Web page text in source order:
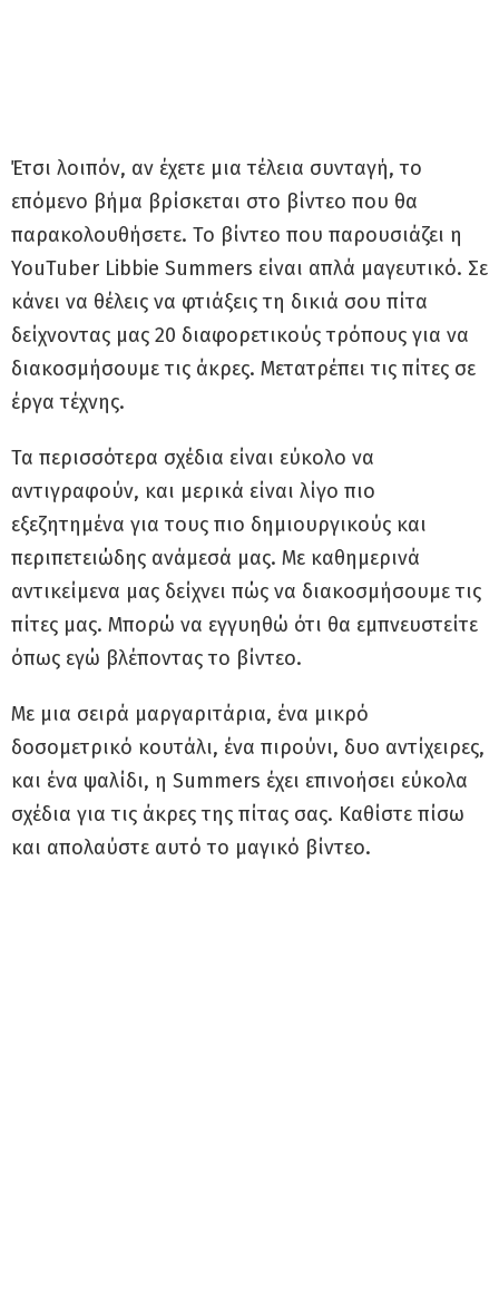
Έτσι λοιπόν, αν έχετε μια τέλεια συνταγή, το
επόμενο βήμα βρίσκεται στο βίντεο που θα
παρακολουθήσετε. Το βίντεο που παρουσιάζει η
YouTuber Libbie Summers είναι απλά μαγευτικό. Σε
κάνει να θέλεις να φτιάξεις τη δικιά σου πίτα
δείχνοντας μας 20 διαφορετικούς τρόπους για να
διακοσμήσουμε τις άκρες. Μετατρέπει τις πίτες σε
έργα τέχνης.
Τα περισσότερα σχέδια είναι εύκολο να
αντιγραφούν, και μερικά είναι λίγο πιο
εξεζητημένα για τους πιο δημιουργικούς και
περιπετειώδης ανάμεσά μας. Με καθημερινά
αντικείμενα μας δείχνει πώς να διακοσμήσουμε τις
πίτες μας. Μπορώ να εγγυηθώ ότι θα εμπνευστείτε
όπως εγώ βλέποντας το βίντεο.
Με μια σειρά μαργαριτάρια, ένα μικρό
δοσομετρικό κουτάλι, ένα πιρούνι, δυο αντίχειρες,
και ένα ψαλίδι, η Summers έχει επινοήσει εύκολα
σχέδια για τις άκρες της πίτας σας. Καθίστε πίσω
και απολαύστε αυτό το μαγικό βίντεο.